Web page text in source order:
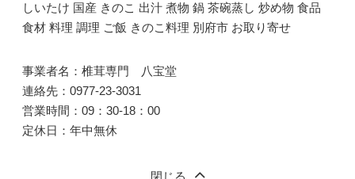
しいたけ 国産 きのこ 出汁 煮物 鍋 茶碗蒸し 炒め物 食品
食材 料理 調理 ご飯 きのこ料理 別府市 お取り寄せ
事業者名：椎茸専門 八宝堂
連絡先：0977-23-3031
営業時間：09：30-18：00
定休日：年中無休
閉じる